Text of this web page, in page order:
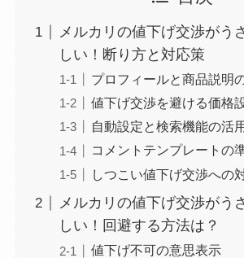
メルカリの値下げ交渉がう
しい！断り方と対応策
プロフィールと商品説明
値下げ交渉を避ける価格
自動設定と検索機能の活用
コメントテンプレートの
しつこい値下げ交渉への
メルカリの値下げ交渉がう
しい！回避する方法は？
値下げ不可の意思表示